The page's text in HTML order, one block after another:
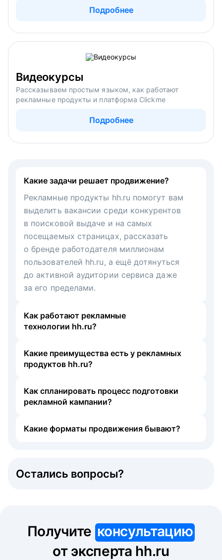
Подробнее
Видеокурсы
Рассказываем простым языком, как работают
рекламные продукты и платформа Clickme
Подробнее
Какие задачи решает продвижение?
Рекламные продукты hh.ru помогут вам
выделить вакансии среди конкурентов
в поисковой выдаче и на самых
посещаемых страницах, рассказать
о бренде работодателя миллионам
пользователей hh.ru, а ещё дотянуться
до активной аудитории сервиса даже
за его пределами.
Как работают рекламные
технологии hh.ru?
Какие преимущества есть у рекламных
продуктов hh.ru?
Как спланировать процесс подготовки
рекламной кампании?
Какие форматы продвижения бывают?
Остались вопросы?
Получите консультацию
от эксперта hh.ru